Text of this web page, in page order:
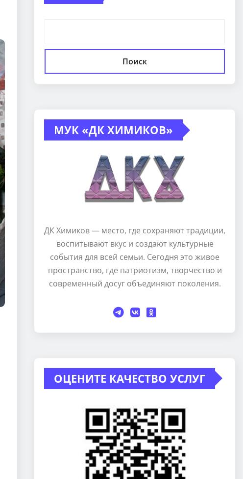
Поиск
МУК «ДК ХИМИКОВ»
ДК Химиков — место, где сохраняют традиции,
воспитывают вкус и создают культурные
события для всей семьи. Сегодня это живое
пространство, где патриотизм, творчество и
современный досуг объединяют поколения.
ОЦЕНИТЕ КАЧЕСТВО УСЛУГ